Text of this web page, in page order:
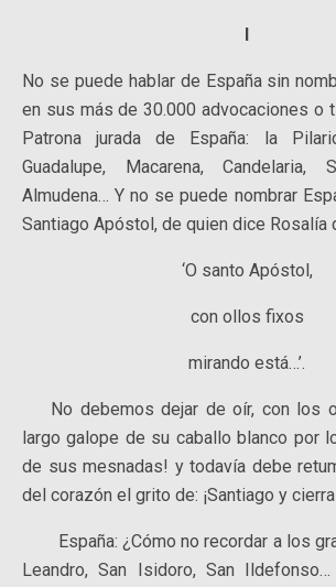
I
No se puede hablar de España sin
en sus más de 30.000 advocaciones o
Patrona jurada de España: la
Guadalupe, Macarena, Candelaria,
Almudena… Y no se puede nombrar
Santiago Apóstol, de quien dice Rosalía
‘O santo Apóstol,
con ollos fixos
mirando está…’.
No debemos dejar de oír, con los
largo galope de su caballo blanco por
de sus mesnadas! y todavía debe
del corazón el grito de: ¡Santiago y
España: ¿Cómo no recordar a los
Leandro, San Isidoro, San